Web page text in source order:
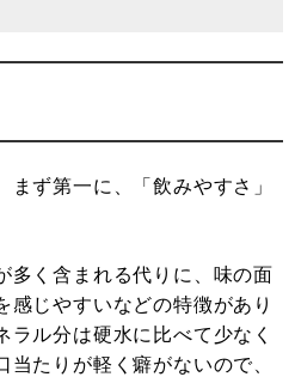
ず第一に、「飲みやすさ」
多く含まれる代りに、味の面
感じやすいなどの特徴があり
ラル分は硬水に比べて少なく
たりが軽く癖がないので、